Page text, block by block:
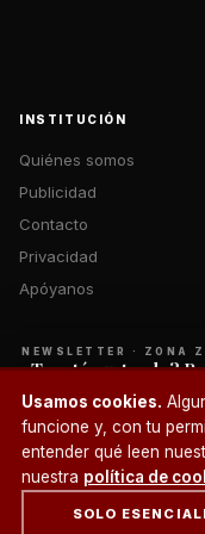
INSTITUCIÓN
Quiénes somos
Publicidad
Contacto
Privacidad
Apóyanos
© 2026 Zona Zero
Usamos cookies.
funcione y, con tu
entender qué leen
nuestra política de
SOLO
¿Un café?
NEWSLETTER · ZONA
¿Te está gustando?
correo.